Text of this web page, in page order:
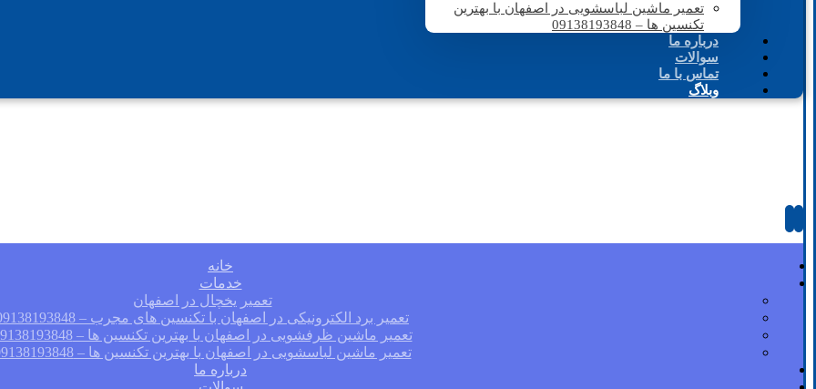
تعمیر ماشین لباسشویی در اصفهان با بهترین
تکنسین ها – 09138193848
درباره ما
سوالات
تماس با ما
وبلاگ
خانه
خدمات
تعمیر یخچال در اصفهان
تعمیر برد الکترونیکی در اصفهان با تکنسین های مجرب – 09138193848
تعمیر ماشین ظرفشویی در اصفهان با بهترین تکنسین ها – 09138193848
تعمیر ماشین لباسشویی در اصفهان با بهترین تکنسین ها – 09138193848
درباره ما